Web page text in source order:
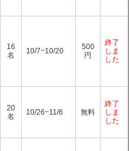
16
名
10/7~10/20
500
円
終了
しま
した
20
名
10/26~11/6 無料
終了
しま
した